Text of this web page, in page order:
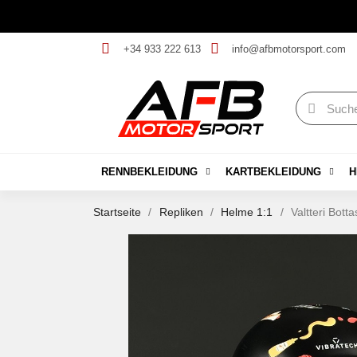
+34 933 222 613 info@afbmotorsport.com
RENNBEKLEIDUNG KARTBEKLEIDUNG
Startseite Repliken Helme 1:1 Valtteri